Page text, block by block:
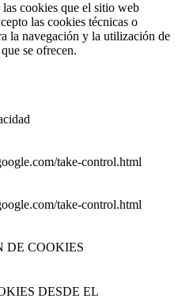
cookies que el sitio web
las cookies técnicas o
la navegación y la utilización de
se ofrecen.
take-control.html
take-control.html
DE COOKIES
DESDE EL